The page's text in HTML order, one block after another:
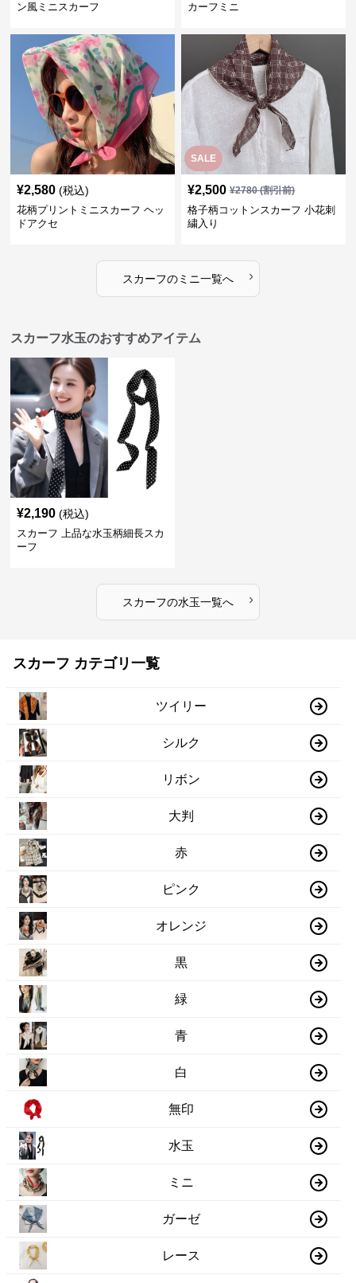
ン風ミニスカーフ
カーフミニ
¥2,580 (税込)
花柄プリントミニスカーフ ヘッ
ドアクセ
SALE
¥2,500 ¥2780(割引前)
格子柄コットンスカーフ 小花刺
繍入り
スカーフのミニ一覧へ ›
スカーフ水玉のおすすめアイテム
¥2,190 (税込)
スカーフ 上品な水玉柄細長スカ
ーフ
スカーフの水玉一覧へ ›
スカーフ カテゴリ一覧
ツイリー
シルク
リボン
大判
赤
ピンク
オレンジ
黒
緑
青
白
無印
水玉
ミニ
ガーゼ
レース